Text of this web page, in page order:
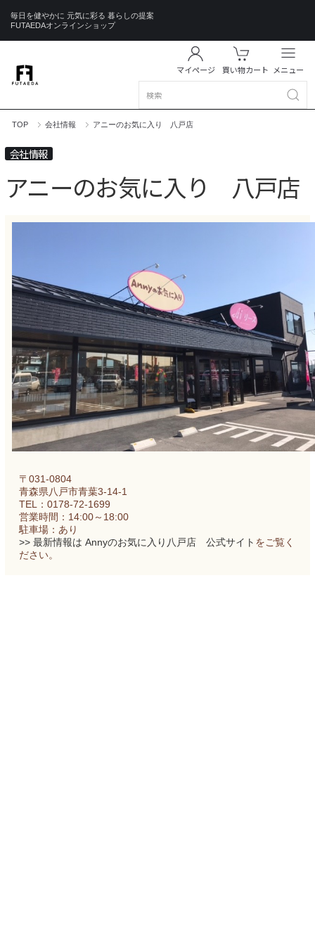
毎日を健やかに 元気に彩る 暮らしの提案
FUTAEDAオンラインショップ
マイページ 買い物カート メニュー
TOP 会社情報 アニーのお気に入り 八戸店
会社情報
アニーのお気に入り 八戸店
〒031-0804
青森県八戸市青葉3-14-1
TEL：0178-72-1699
営業時間：14:00～18:00
駐車場：あり
>> 最新情報は Annyのお気に入り八戸店 公式サイト をご覧く
ださい。